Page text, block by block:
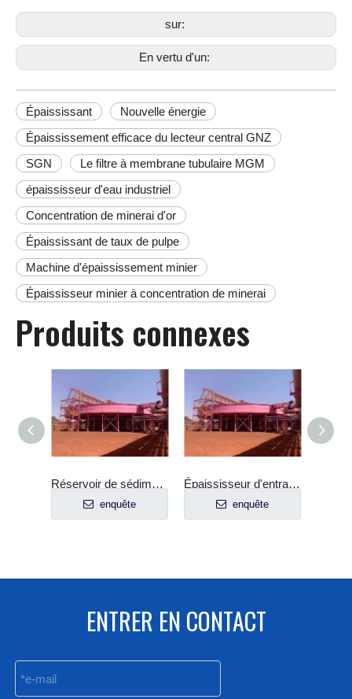
sur:
En vertu d'un:
Épaississant
Nouvelle énergie
Épaississement efficace du lecteur central GNZ
SGN
Le filtre à membrane tubulaire MGM
épaississeur d'eau industriel
Concentration de minerai d'or
Épaississant de taux de pulpe
Machine d'épaississement minier
Épaississeur minier à concentration de minerai
Produits connexes
Réservoir de sédiments adapté aux besoins du client d'épaississant de traitement d'épaississement d'acide de rebut
enquête
Épaississeur d'entraînement central à haut débit de déshydratation des résidus de lixiviation de la Chine
enquête
ENTRER EN CONTACT